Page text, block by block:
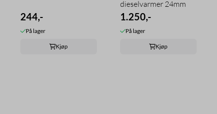
244,-
På lager
Kjøp
dieselvarmer 24mm
1.250,-
På lager
Kjøp